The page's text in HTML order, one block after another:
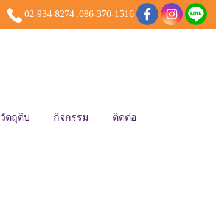
02-934-8274 ,086-370-1516
วัตถุดิบ กิจกรรม ติดต่อ